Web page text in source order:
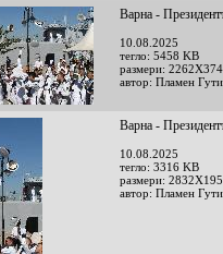
Варна -
10.08.2025
тегло: 5458 KB
размери:
автор: Пламен
Варна -
10.08.2025
тегло: 3316 KB
размери:
автор: Пламен